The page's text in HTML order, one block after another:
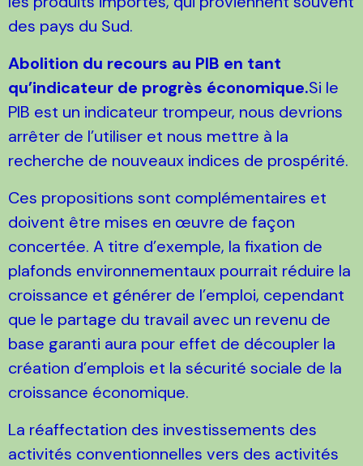
des pays du Sud.
Abolition du recours au PIB en tant
qu’indicateur de progrès économique.Si le
PIB est un indicateur trompeur, nous devrions
arrêter de l’utiliser et nous mettre à la
recherche de nouveaux indices de prospérité.
Ces propositions sont complémentaires et
doivent être mises en œuvre de façon
concertée. A titre d’exemple, la fixation de
plafonds environnementaux pourrait réduire la
croissance et générer de l’emploi, cependant
que le partage du travail avec un revenu de
base garanti aura pour effet de découpler la
création d’emplois et la sécurité sociale de la
croissance économique.
La réaffectation des investissements des
activités conventionnelles vers des activités